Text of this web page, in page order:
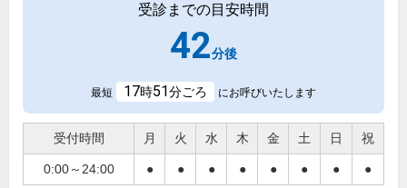
受診までの目安時間
42分後
最短 17時51分ごろ にお呼びいたします
受付時間 月 火 水 木 金 土 日 祝
0:00～24:00 ● ● ● ● ● ● ● ●